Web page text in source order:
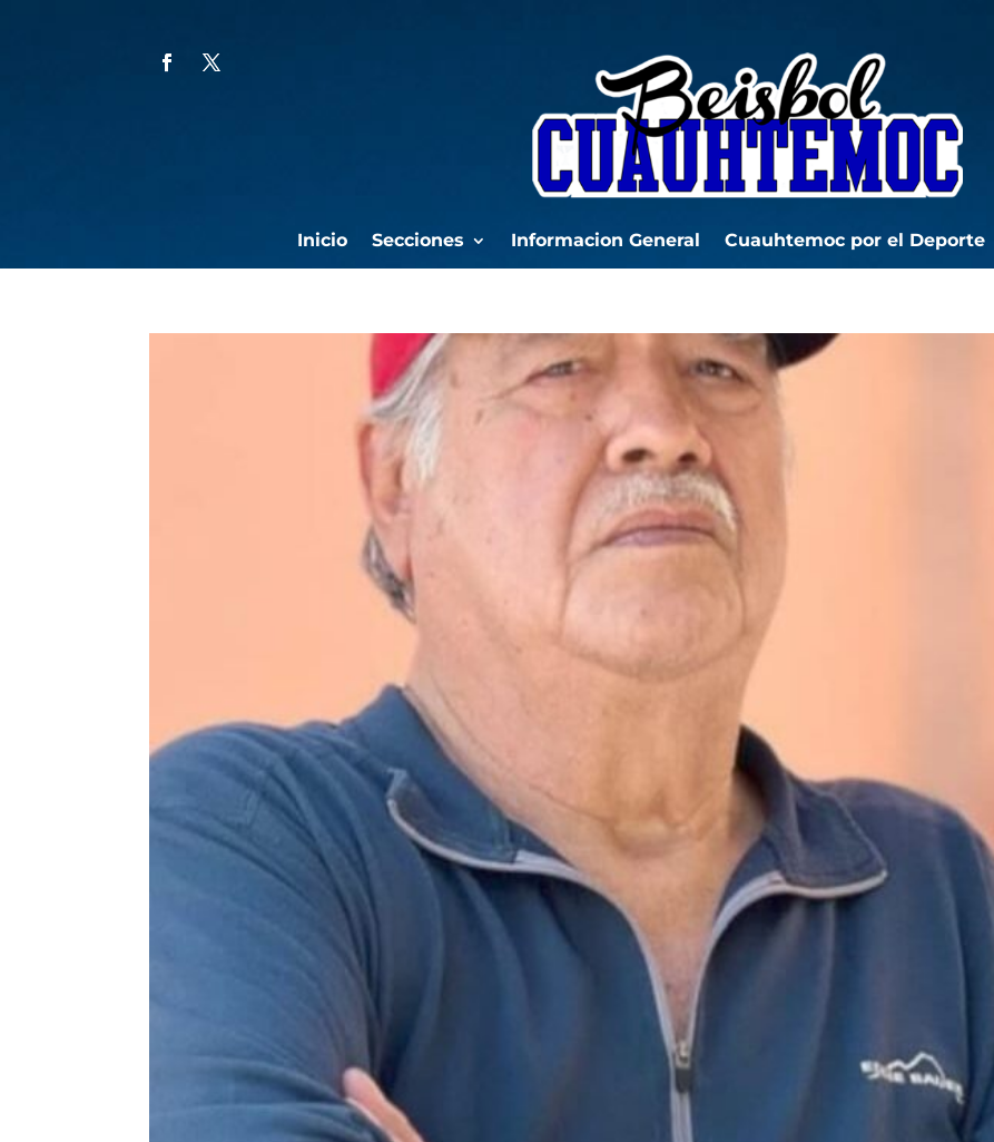
Inicio Secciones Informacion General Cuauhtemoc por el Deporte